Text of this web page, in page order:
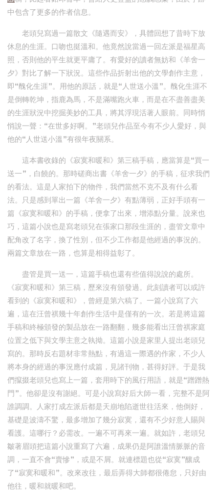
中包含了更多的作者信息。
老頭兒寫過一篇散文《隨遇而安》，具體回想了昔時下放
休息的生涯。口吻也挺溫和。他竟然說當過一回左派是福星高
照，否則他的平生就更平庸了。有愛好的讀者無妨和《羊舍一
夕》對比了解一下狀況。這些作品折射出他的文學創作主意，
即“醜化生涯”。用他的原話，就是“人世送小溫”。醜化生涯不
是倒轉乾坤，指鹿為馬，不是滿嘴跑火車，而是在不盡善盡美
的生涯狀況中挖掘美妙的工具，將其浮現活著人眼前。同時悄
悄說一聲：“在世多好啊。”老頭兒作品至今有不少人愛好，與
他的“人世送小溫”有很年夜關系。
這本書收錄的《寂寞和暖和》第三稿手稿，應當算是“買一
送一”，白饒的。那時磋商出書《羊舍一夕》的手稿，征求我們
的看法。這是人家拍下的物件，我們當然不克不及有什么看
法。只是感到單出一篇《羊舍一夕》有點薄弱，正好手頭有一
篇《寂寞和暖和》的手稿，便拿了出來，增添點分量。說來也
巧，這篇小說也是寫老頭兒在張家口那段生涯的，盡管文章中
配角改了名字，換了性別，但不少工作都是他經過的事況的。
兩篇文章放在一路，也算是相得益彰了。
盡管是買一送一，這篇手稿也還有些值得說說的處所。
《寂寞和暖和》第三稿，歷來沒有頒發過。此刻讀者可以或許
看到的《寂寞和暖和》，曾經是第六稿了。一篇小說寫了六
遍，這在汪曾祺幾十年創作生活中是僅有的一次。若是將這篇
手稿和終極頒發的製品放在一路翻翻，幾多能看出汪曾祺家庭
位置之低下與文學主意之執拗。這篇小說是家里人提出老頭兒
寫的。那時反右題材非常熱點，有過這一際遇的作家，不少人
將本身的經過的事況應付成篇，見諸刊物，甚得好評。于是我
們攛掇老頭兒也寫上一篇，套用時下的風行用語，就是“蹭蹭熱
門”。他卻是沒有謝絕。可是小說寫好后大師一看，完整不是阿
誰調調。人家打成左派后都是天崩地陷逝世往活來，他倒好，
基礎是波濤不驚，最多增加了幾分寂寞，還有不少好意人賜與
看護。這哪行？必需改。一遍不可再來一遍。就如許，老頭兒
皺著眉頭把這篇小說重寫了六遍，成果仍是阿誰溫情脈脈的音
調，一直不會“賣慘”，或是不屑。就連標題也從“寂寞”釀成
了“寂寞和暖和”。改來改往，最后弄得大師都很倦怠，只好由
他往，暖和就暖和吧。